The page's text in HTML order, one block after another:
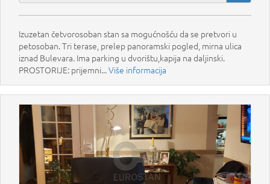
Izuzetan četvorosoban stan sa mogućnošću da se pretvori u
petosoban. Tri terase, prelep panoramski pogled, mirna ulica
iznad Bulevara. Ima parking u dvorištu,kapija na daljinski.
PROSTORIJE: prijemni...Više informacija